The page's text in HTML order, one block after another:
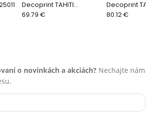
Decoprint TAHITI
TA25020
69.79 €
Decoprint
TA25051
80.12 €
o novinkách a akciách? Nechajte nám